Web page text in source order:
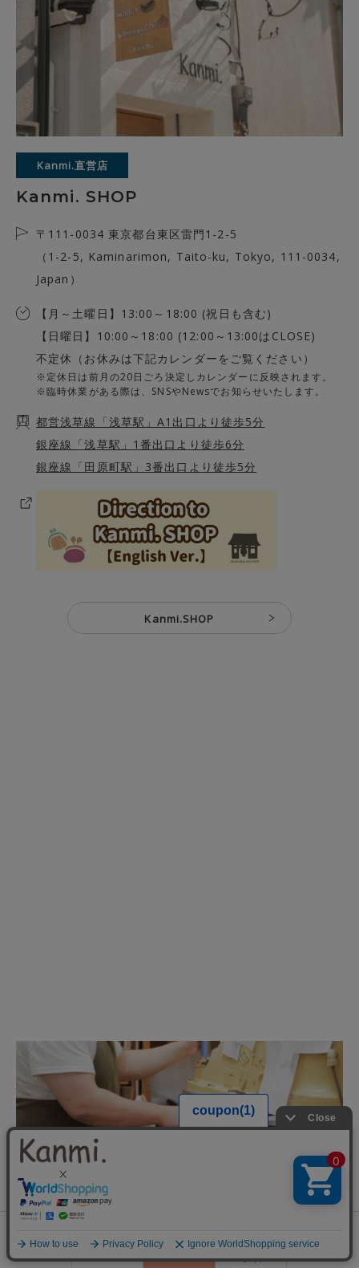
Kanmi.直営店
Kanmi. SHOP
〒111-0034 東京都台東区雷門1-2-5
（1-2-5, Kaminarimon, Taito-ku, Tokyo, 111-0034,
Japan）
【月～土曜日】13:00～18:00 (祝日も含む)
【日曜日】10:00～18:00 (12:00～13:00はCLOSE)
不定休（お休みは下記カレンダーをご覧ください）
※定休日は前月の20日ごろ決定しカレンダーに反映されます。
※臨時休業がある際は、SNSやNewsでお知らせいたします。
都営浅草線「浅草駅」A1出口より徒歩5分
銀座線「浅草駅」1番出口より徒歩6分
銀座線「田原町駅」3番出口より徒歩5分
Kanmi.SHOP
会員登録
ログイン